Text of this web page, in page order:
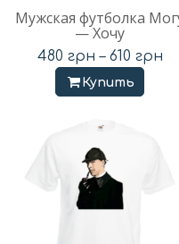
Мужская футболка
— Хочу
480 грн – 610 грн
Купить